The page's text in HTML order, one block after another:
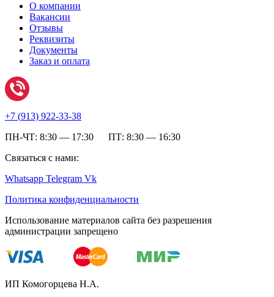
О компании
Вакансии
Отзывы
Реквизиты
Документы
Заказ и оплата
+7 (913) 922-33-38
ПН-ЧТ: 8:30 — 17:30 ПТ: 8:30 — 16:30
Связаться с нами:
Whatsapp Telegram Vk
Политика конфиденциальности
Использование материалов сайта без разрешения
администрации запрещено
ИП Комогорцева Н.А.